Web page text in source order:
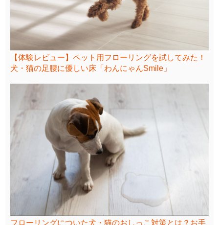
【体験レビュー】ペット用フローリングを試してみた！
犬・猫の足腰に優しい床「わんにゃんSmile」
フローリングについた犬・猫のおしっこ対策とは？お手